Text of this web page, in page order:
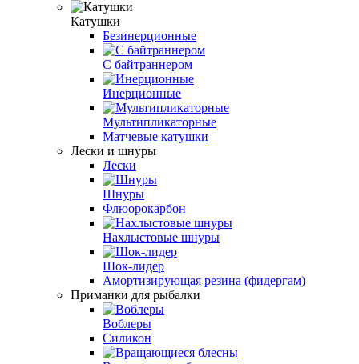
Катушки
Безинерционные
С байтраннером
Инерционные
Мультипликаторные
Матчевые катушки
Лески и шнуры
Лески
Шнуры
Флюорокарбон
Нахлыстовые шнуры
Шок-лидер
Амортизирующая резина (фидергам)
Приманки для рыбалки
Воблеры
Силикон